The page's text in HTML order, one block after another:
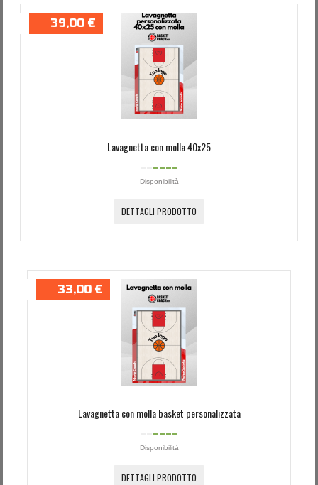
39,00 €
Lavagnetta con molla 40x25
Disponibilità
DETTAGLI PRODOTTO
33,00 €
Lavagnetta con molla basket personalizzata
Disponibilità
DETTAGLI PRODOTTO